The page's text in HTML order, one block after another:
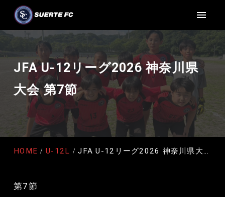
JFA U-12リーグ2026 神奈川県
大会 第7節
HOME U-12L JFA U-12リーグ2026 神奈川県大会 第7節
第7節